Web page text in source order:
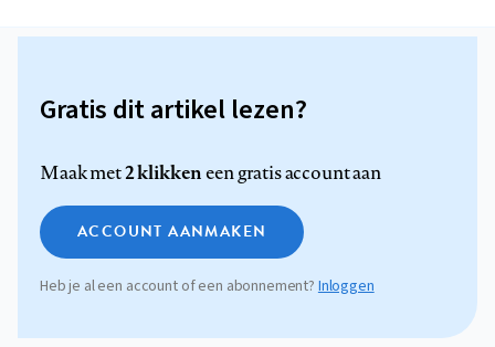
Gratis dit artikel lezen?
Maak met2 klikkeneen gratis account aan
ACCOUNT AANMAKEN
Heb je al een account of een abonnement? Inloggen